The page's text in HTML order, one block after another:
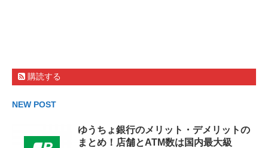
購読する
NEW POST
ゆうちょ銀行のメリット・デメリットの
まとめ！店舗とATM数は国内最大級